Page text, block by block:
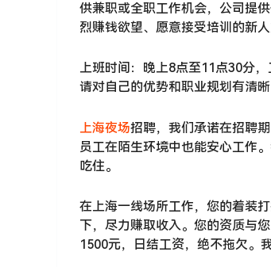
供兼职或全职工作机会，公司提
烈赚钱欲望、愿意接受培训的新人
上班时间：晚上8点至11点30分
请对自己的优势和职业规划有清
上海夜场招聘，我们承诺在招聘
员工在陌生环境中也能安心工作
吃住。
在上海一线场所工作，您的着装
下，尽力赚取收入。您的资质与
1500元，日结工资，绝不拖欠。